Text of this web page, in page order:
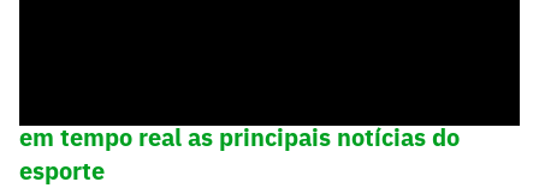
em tempo real as principais notícias do
esporte